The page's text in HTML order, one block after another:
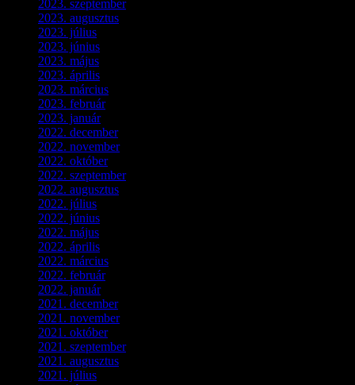
2023. szeptember(3)
2023. augusztus
2023. július
2023. június
2023. május
2023. április
2023. március
2023. február(4)
2023. január(1)
2022. december(2)
2022. november(4)
2022. október(8)
2022. szeptember(9)
2022. augusztus
2022. július
2022. június
2022. május
2022. április
2022. március
2022. február(4)
2022. január(3)
2021. december(2)
2021. november(5)
2021. október(8)
2021. szeptember(4)
2021. augusztus
2021. július